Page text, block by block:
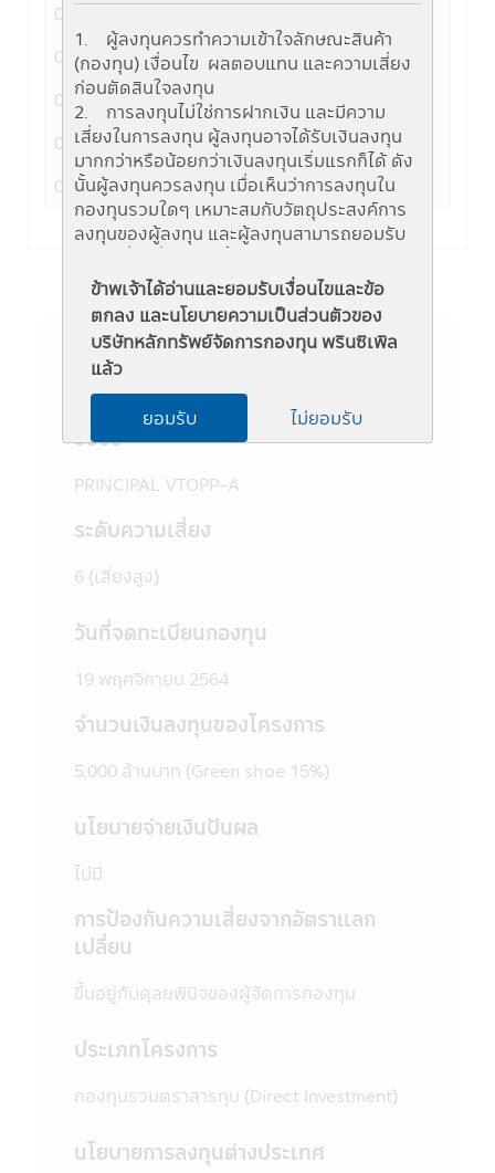
1. ผู้ลงทุนควรทำความเข้าใจลักษณะสินค้า
(กองทุน) เงื่อนไข ผลตอบแทน และความเสี่ยง
ก่อนตัดสินใจลงทุน
2. การลงทุนไม่ใช่การฝากเงิน และมีความ
เสี่ยงในการลงทุน ผู้ลงทุนอาจได้รับเงินลงทุน
มากกว่าหรือน้อยกว่าเงินลงทุนเริ่มแรกก็ได้ ดัง
นั้นผู้ลงทุนควรลงทุน เมื่อเห็นว่าการลงทุนใน
กองทุนรวมใดๆ เหมาะสมกับวัตถุประสงค์การ
ลงทุนของผู้ลงทุน และผู้ลงทุนสามารถยอมรับ
รวมนั้นๆ ได้
3. ผู้สนใจลงทุนควรศึกษาข้อมูลในหนังสือชี้
ชวนให้เข้าใจก่อนซื้อหน่วยลงทุน และทำความ
เข้าใจเกี่ยวกับ "นโยบายการลงทุน" "ประเภท
หลักทรัพย์ที่จะลงทุน" "อัตราส่วนการลงทุน"
"ความเสี่ยงในการลงทุนของกองทุนรวม" และ
"คำเตือน/ข้อแนะนำ" และควรเก็บใว้เป็นข้อมูล
เพื่อใช้อ้างอิงในอนาคต หากต้องการทราบ
ข้อมูลเพิ่มเติมสามารถขอหนังสือชี้ชวนส่วน
บริษัทจัดการ หรือผู้สนับสนุนการขายที่ได้รับการ
4. บริษัทจัดการอาจลงทุนในหลักทรัพย์ หรือ
บริษัทจัดการลงทุนในหลักทรัพย์ หรือทรัพย์สิน
อื่นเพื่อกองทุนตามหลักเกณฑ์ที่สำนักงานคณะ
กรรมการ ก.ล.ต. กำหนด ทั้งนี้ผู้ที่สนใจจะลงทุน
ที่ต้องการทราบข้อมูลการลงทุนเพื่อบริษัท
จัดการในรายละเอียด สามารถขอดูข้อมูลได้ที่
บริษัทจัดการ ผู้สนับสนุนการขายที่ได้รับการแต่ง
ตั้งจากบริษัทจัดการทุกแห่ง และสำนักงานคณะ
5. ในบางกองทุนที่มีการลงทุนกระจุกตัวใน
กลุ่มอุตสาหกรรมใดอุตสาหกรรมหนึ่งหรือ
ประเทศใดประเทศหนึ่ง ผู้ลงทุนควรศึกษาข้อมูล
6. ในกรณีที่มีเหตุการณ์ไม่ปกติ ผู้ลงทุนอาจไม่
ได้รับชำระเงินค่าขายคืนหน่วยลงทุนภายในระยะ
ลงทุนได้ตามที่มีคำสั่งไว้ หรืออาจได้รับชำระเงิน
ค่าขายคืนหน่วยลงทุนล่าช้ากว่าระยะเวลาที่
กำหนดไว้ในหนังสือชี้ชวน
7. ในกรณีที่กองทุนรวมไม่สามารถดำรง
สินทรัพย์สภาพคล่องได้ตามที่สำนักงานคณะ
กรรมการ ก.ล.ต. กำหนด ผู้ลงทุนอาจไม่สามารถ
8. ผู้ลงทุนสามารถตรวจดูข้อมูลที่อาจมีผลต่อ
ข้าพเจ้าได้อ่านและยอมรับเงื่อนไขและข้อ
ตกลง และนโยบายความเป็นส่วนตัวของ
บริษัทหลักทรัพย์จัดการกองทุน พรินซิเพิล
แล้ว
ยอมรับ ไม่ยอมรับ
07-08-2026
06-08-2026
8.7840
-0.0152
05-08-2026
8.7992
04-08-2026
8.8508
0.0229
03-08-2026
8.8279 0.1230
ข้อมูลกองทุน
ชื่อย่อ
PRINCIPAL VTOPP-A
ระดับความเสี่ยง
6 (เสี่ยงสูง)
วันที่จดทะเบียนกองทุน
19 พฤศจิกายน 2564
จำนวนเงินลงทุนของโครงการ
5,000 ล้านบาท (Green shoe 15%)
นโยบายจ่ายเงินปันผล
ไม่มี
การป้องกันความเสี่ยงจากอัตราแลก
เปลี่ยน
ขึ้นอยู่กับดุลยพินิจของผู้จัดการกองทุน
ประเภทโครงการ
กองทุนรวมตราสารทุน (Direct Investment)
นโยบายการลงทุนต่างประเทศ